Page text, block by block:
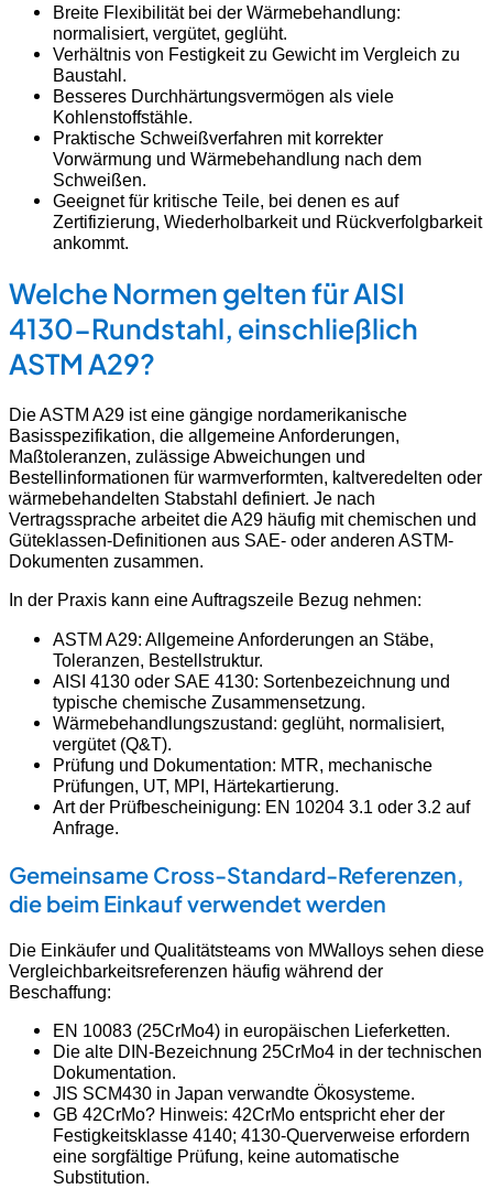
Breite Flexibilität bei der Wärmebehandlung:
normalisiert, vergütet, geglüht.
Verhältnis von Festigkeit zu Gewicht im Vergleich zu
Baustahl.
Besseres Durchhärtungsvermögen als viele
Kohlenstoffstähle.
Praktische Schweißverfahren mit korrekter
Vorwärmung und Wärmebehandlung nach dem
Schweißen.
Geeignet für kritische Teile, bei denen es auf
Zertifizierung, Wiederholbarkeit und Rückverfolgbarkeit
ankommt.
Welche Normen gelten für AISI
4130-Rundstahl, einschließlich
ASTM A29?
Die ASTM A29 ist eine gängige nordamerikanische
Basisspezifikation, die allgemeine Anforderungen,
Maßtoleranzen, zulässige Abweichungen und
Bestellinformationen für warmverformten, kaltveredelten oder
wärmebehandelten Stabstahl definiert. Je nach
Vertragssprache arbeitet die A29 häufig mit chemischen und
Güteklassen-Definitionen aus SAE- oder anderen ASTM-
Dokumenten zusammen.
In der Praxis kann eine Auftragszeile Bezug nehmen:
ASTM A29: Allgemeine Anforderungen an Stäbe,
Toleranzen, Bestellstruktur.
AISI 4130 oder SAE 4130: Sortenbezeichnung und
typische chemische Zusammensetzung.
Wärmebehandlungszustand: geglüht, normalisiert,
vergütet (Q&T).
Prüfung und Dokumentation: MTR, mechanische
Prüfungen, UT, MPI, Härtekartierung.
Art der Prüfbescheinigung: EN 10204 3.1 oder 3.2 auf
Anfrage.
Gemeinsame Cross-Standard-Referenzen,
die beim Einkauf verwendet werden
Die Einkäufer und Qualitätsteams von MWalloys sehen diese
Vergleichbarkeitsreferenzen häufig während der
Beschaffung:
EN 10083 (25CrMo4) in europäischen Lieferketten.
Die alte DIN-Bezeichnung 25CrMo4 in der technischen
Dokumentation.
JIS SCM430 in Japan verwandte Ökosysteme.
GB 42CrMo? Hinweis: 42CrMo entspricht eher der
Festigkeitsklasse 4140; 4130-Querverweise erfordern
eine sorgfältige Prüfung, keine automatische
Substitution.